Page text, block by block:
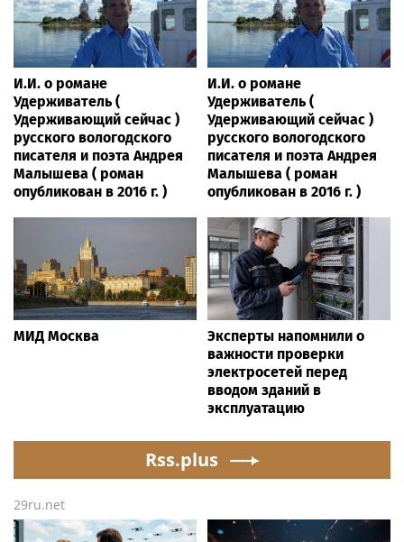
И.И. о романе
Удерживатель (
Удерживающий сейчас )
русского вологодского
писателя и поэта Андрея
Малышева ( роман
опубликован в 2016 г. )
И.И. о романе
Удерживатель (
Удерживающий сейчас )
русского вологодского
писателя и поэта Андрея
Малышева ( роман
опубликован в 2016 г. )
МИД Москва
Эксперты напомнили о
важности проверки
электросетей перед
вводом зданий в
эксплуатацию
Rss.plus
29ru.net